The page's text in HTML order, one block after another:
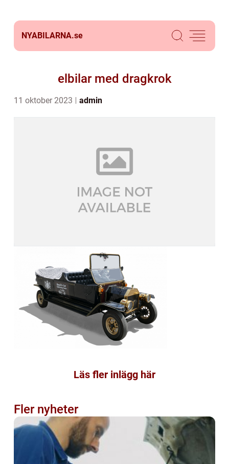
NYABILARNA.se
elbilar med dragkrok
11 oktober 2023 admin
Läs fler inlägg här
Fler nyheter